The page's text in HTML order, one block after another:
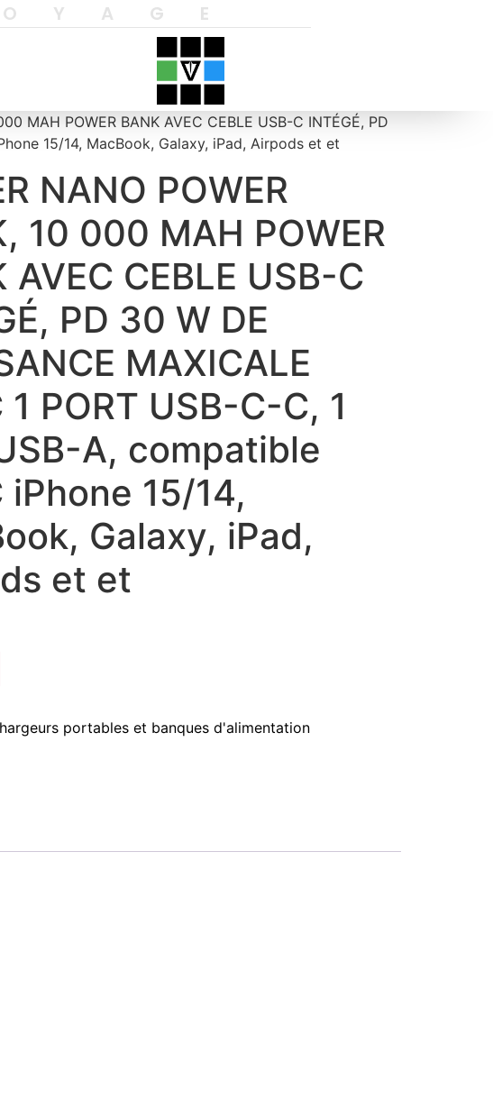
MAH POWER BANK AVEC CEBLE USB-C INTÉGÉ, PD
15/14, MacBook, Galaxy, iPad, Airpods et et
NANO POWER
10 000 MAH POWER
AVEC CEBLE USB-C
PD 30 W DE
MAXICALE
1 PORT USB-C-C, 1
A, compatible
iPhone 15/14,
Galaxy, iPad,
et et
portables et banques d'alimentation